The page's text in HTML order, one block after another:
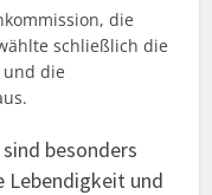
die
schließlich die
und die
besonders
Lebendigkeit und